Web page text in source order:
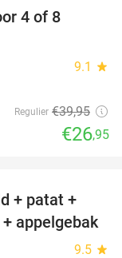
4 of 8
9.1 star
Regulier €39,95
€26,95
23%
+ patat +
appelgebak
9.5 star